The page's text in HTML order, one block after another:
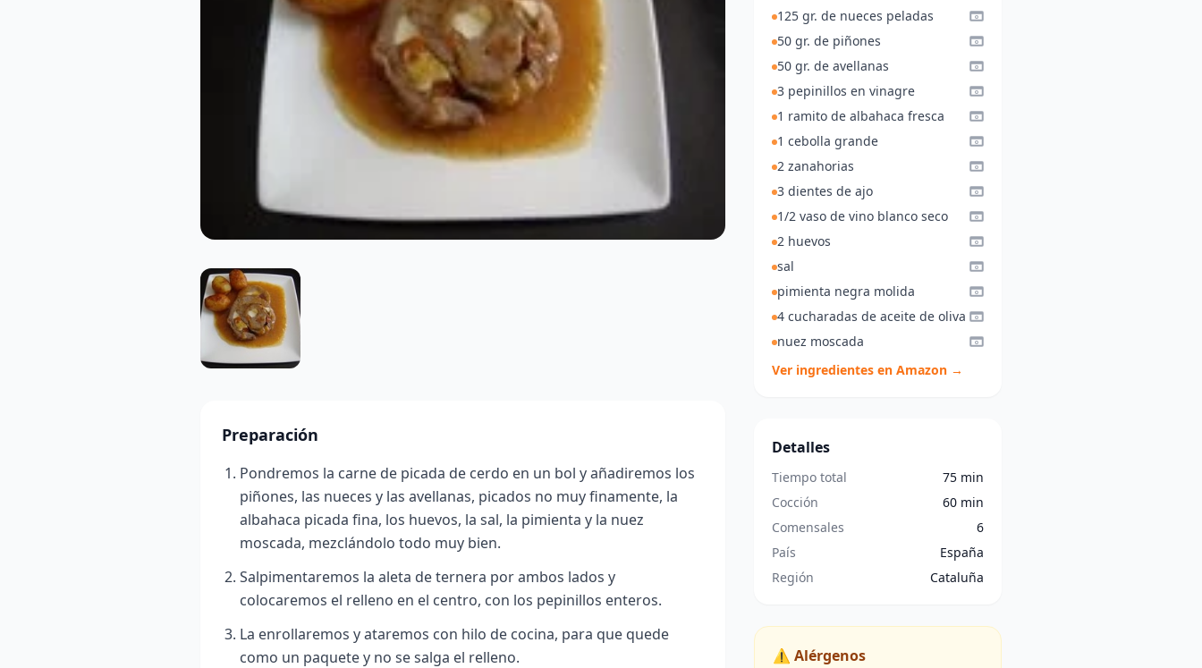
Preparación
Pondremos la carne de picada de cerdo en un bol y añadiremos los
piñones, las nueces y las avellanas, picados no muy finamente, la
albahaca picada fina, los huevos, la sal, la pimienta y la nuez
moscada, mezclándolo todo muy bien.
Salpimentaremos la aleta de ternera por ambos lados y
colocaremos el relleno en el centro, con los pepinillos enteros.
La enrollaremos y ataremos con hilo de cocina, para que quede
como un paquete y no se salga el relleno.
125 gr. de nueces peladas
50 gr. de piñones
50 gr. de avellanas
3 pepinillos en vinagre
1 ramito de albahaca fresca
1 cebolla grande
2 zanahorias
3 dientes de ajo
1/2 vaso de vino blanco seco
2 huevos
sal
pimienta negra molida
4 cucharadas de aceite de oliva
nuez moscada
Ver ingredientes en Amazon →
Detalles
Tiempo total
75 min
Cocción
60 min
Comensales
6
País
España
Región
Cataluña
⚠️ Alérgenos